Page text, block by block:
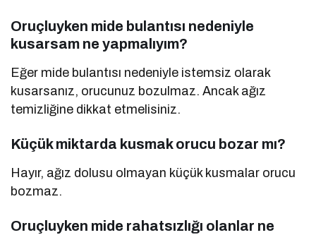
Oruçluyken mide bulantısı nedeniyle
kusarsam ne yapmalıyım?
Eğer mide bulantısı nedeniyle istemsiz olarak
kusarsanız, orucunuz bozulmaz. Ancak ağız
temizliğine dikkat etmelisiniz.
Küçük miktarda kusmak orucu bozar mı?
Hayır, ağız dolusu olmayan küçük kusmalar orucu
bozmaz.
Oruçluyken mide rahatsızlığı olanlar ne